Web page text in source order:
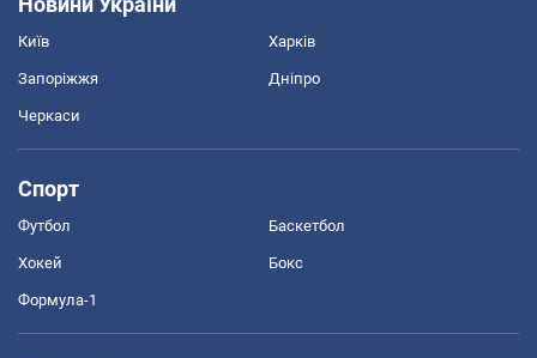
Київ Харків
Запоріжжя Дніпро
Черкаси
Спорт
Футбол Баскетбол
Хокей Бокс
Формула-1